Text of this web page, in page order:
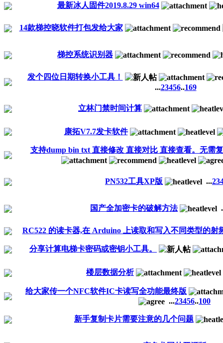
最新冰人固件2019.8.29 win64
14款梯控晓软件打包发给大家
梯控系统识别器
发个四位日期转换小工具！
...23456..169
立林门禁时间计算
康拓V7.7发卡软件
支持dump bin txt 直接修改 直接对比 直接查看。无需
PN532工具XP版 ...23
国产全加密卡的破解方法
RC522 的读卡器,在 Arduino 上读取和写入不同类型的射
分享计算电梯卡密码或密钥小工具。
楼层数据分析
给大家传一个NFC软件IC卡读写全功能最终版
...23456..100
新手复制卡片需要注意的几个问题